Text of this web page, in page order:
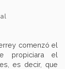
comenzó el
propiciara el
es decir, que